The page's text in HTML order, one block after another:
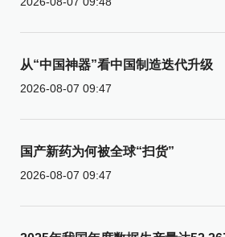
从“中国神器”看中国制造迭代升级
2026-08-07 09:47
国产新药为何被全球“扫货”
2026-08-07 09:47